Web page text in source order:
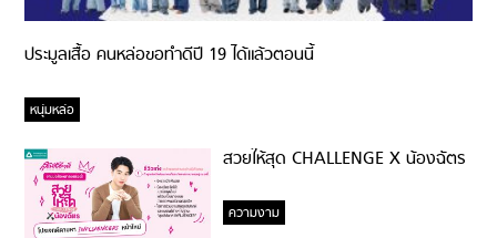
ประมูลเสื้อ คนหล่อขอทำดีปี 19 ได้แล้วตอนนี้
หนุ่มหล่อ
สวยให้สุด CHALLENGE X น้องฉัตร
ความงาม